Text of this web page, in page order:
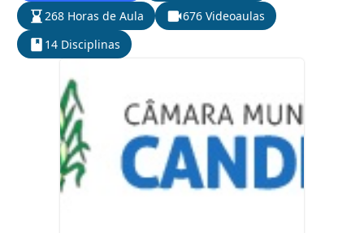
268 Horas de Aula
676 Videoaulas
14 Disciplinas